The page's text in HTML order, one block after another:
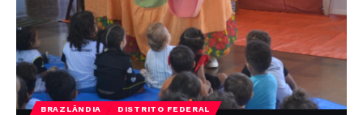
BRAZLÂNDIA DISTRITO FEDERAL